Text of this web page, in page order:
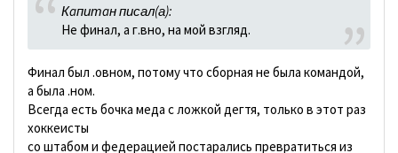
Кaпитaн писал(а):
Не финал, а г.вно, на мой взгляд.
Финал был .овном, потому что сборная не была командой,
а была .ном.
Всегда есть бочка меда с ложкой дегтя, только в этот раз
хоккеисты
со штабом и федерацией постарались превратиться из